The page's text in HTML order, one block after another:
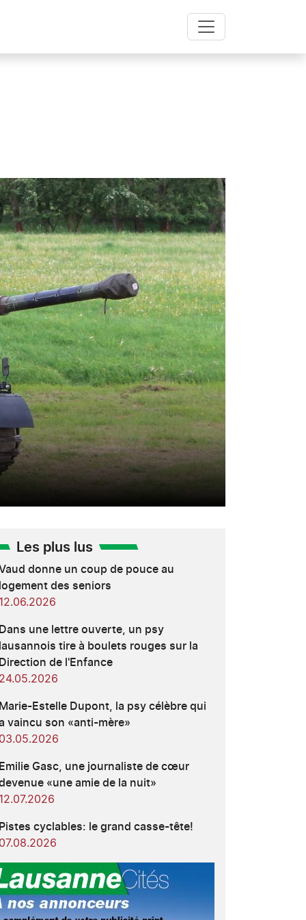
Les plus lus
donne un coup de pouce au
des seniors
une lettre ouverte, un psy
tire à boulets rouges sur la
de l'Enfance
Estelle Dupont, la psy célèbre qui
vaincu son «anti-mère»
Gasc, une journaliste de cœur
«une amie de la nuit»
cyclables: le grand casse-tête!